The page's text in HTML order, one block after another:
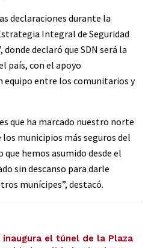
declaraciones durante la
Integral de Seguridad
donde declaró que SDN será la
país, con el apoyo
equipo entre los comunitarios y
que ha marcado nuestro norte
los municipios más seguros del
que hemos asumido desde el
sin descanso para darle
munícipes”, destacó.
el túnel de la Plaza